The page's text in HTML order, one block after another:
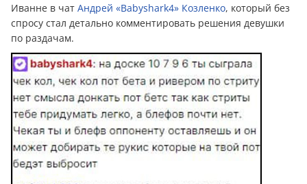
Иванне в чат Андрей «Babyshark4» Козленко, который без
спросу стал детально комментировать решения девушки
по раздачам.